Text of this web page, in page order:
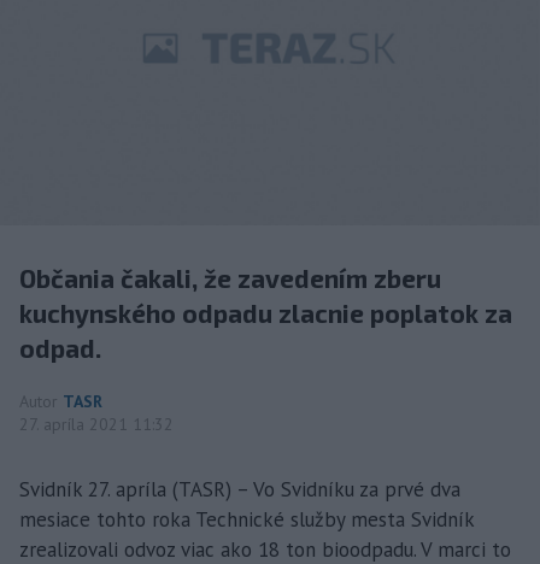
Občania čakali, že zavedením zberu
kuchynského odpadu zlacnie poplatok za
odpad.
Autor TASR
27. apríla 2021 11:32
Svidník 27. apríla (TASR) – Vo Svidníku za prvé dva
mesiace tohto roka Technické služby mesta Svidník
zrealizovali odvoz viac ako 18 ton bioodpadu. V marci to